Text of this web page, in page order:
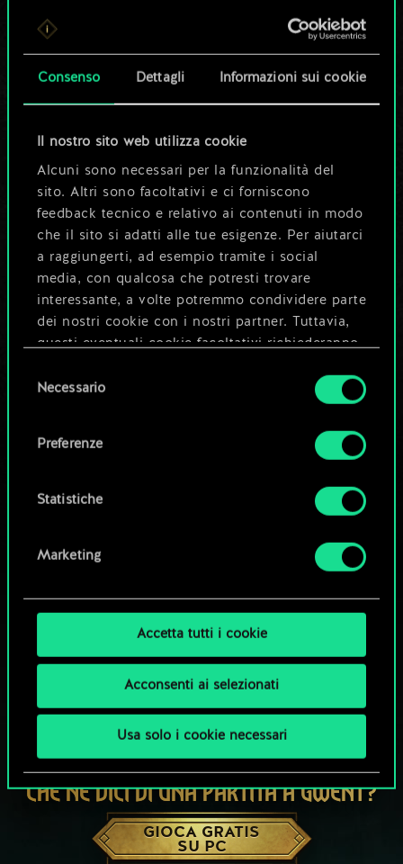
Consenso Dettagli Informazioni sui cookie
Il nostro sito web utilizza cookie
Alcuni sono necessari per la funzionalità del
sito. Altri sono facoltativi e ci forniscono
feedback tecnico e relativo ai contenuti in modo
che il sito si adatti alle tue esigenze. Per aiutarci
a raggiungerti, ad esempio tramite i social
media, con qualcosa che potresti trovare
interessante, a volte potremmo condividere parte
dei nostri cookie con i nostri partner. Tuttavia,
questi eventuali cookie facoltativi richiederanno
Tutti i dettagli su come utilizziamo i cookie e su
disponibili nel menu "Impostazioni" qui sotto.
delNecessario
Preferenze
Statistiche
Marketing
Accetta tutti i cookie
Acconsenti ai selezionati
Usa solo i cookie necessari
Per ora, è solo un
set di carte
condiviso.
Ma può diventare
molto altro!
Dai un nome al mazzo e crea una
guida
Modifica mazzo
Esplora i mazzi della community
CHE NE DICI DI UNA PARTITA A GWENT?
GIOCA GRATIS
SU PC